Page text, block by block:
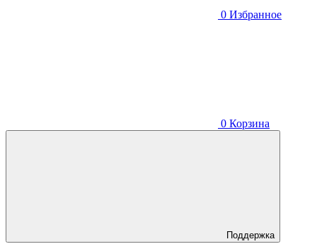
0 Избранное
0 Корзина
Поддержка